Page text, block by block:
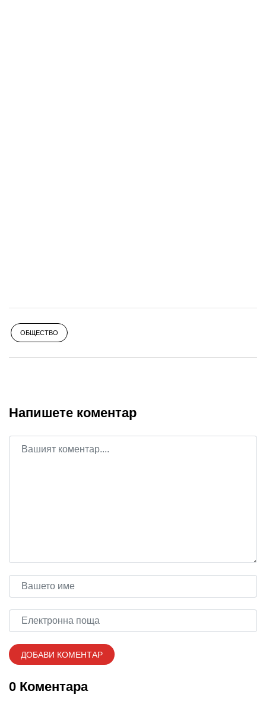
ОБЩЕСТВО
Напишете коментар
0 Коментара